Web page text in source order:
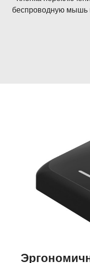
беспроводную мышь